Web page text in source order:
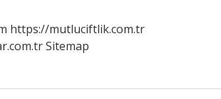
https://mutluciftlik.com.tr
Sitemap